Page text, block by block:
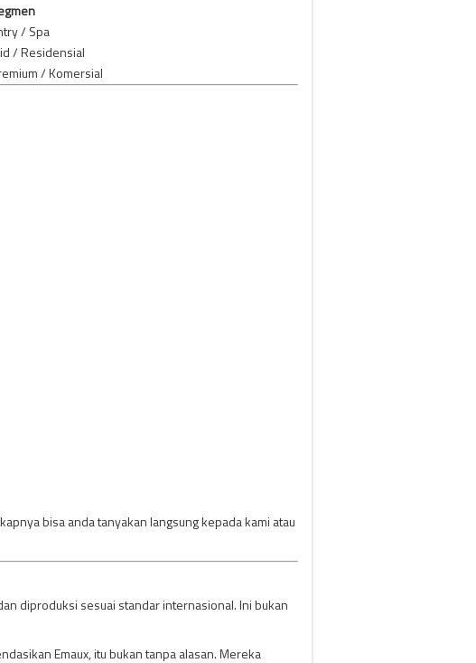
/ Spa
/ Residensial
/ Komersial
bisa anda tanyakan langsung kepada kami atau
diproduksi sesuai standar internasional. Ini bukan
Emaux, itu bukan tanpa alasan. Mereka